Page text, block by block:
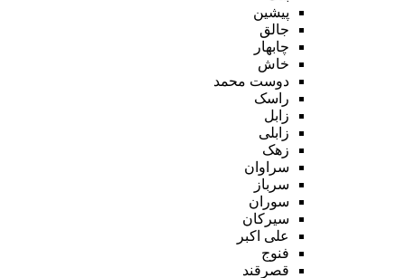
پیشین
جالق
چابهار
خاش
دوست محمد
راسک
زابل
زابلی
زهک
سراوان
سرباز
سوران
سیرکان
علی اکبر
فنوج
قصرقند